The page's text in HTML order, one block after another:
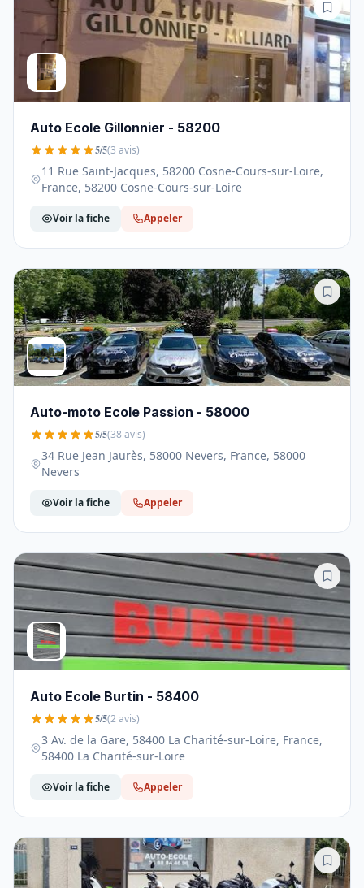
Auto Ecole Gillonnier - 58200
5/5(3 avis)
11 Rue Saint-Jacques, 58200 Cosne-Cours-sur-Loire,
France, 58200 Cosne-Cours-sur-Loire
Voir la fiche Appeler
Auto-moto Ecole Passion - 58000
5/5(38 avis)
34 Rue Jean Jaurès, 58000 Nevers, France, 58000
Nevers
Voir la fiche Appeler
Auto Ecole Burtin - 58400
5/5(2 avis)
3 Av. de la Gare, 58400 La Charité-sur-Loire, France,
58400 La Charité-sur-Loire
Voir la fiche Appeler